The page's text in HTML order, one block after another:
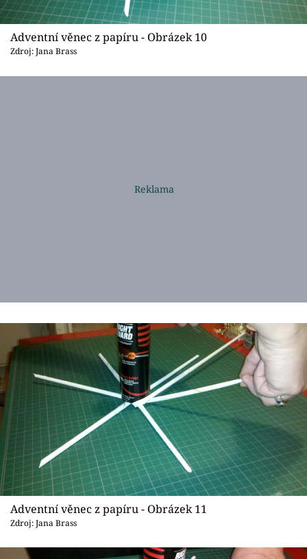
Adventní věnec z papíru - Obrázek 10
Zdroj: Jana Brass
Adventní věnec z papíru - Obrázek 11
Zdroj: Jana Brass